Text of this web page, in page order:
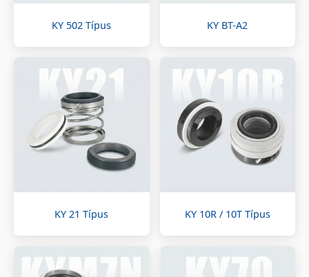
KY 502 Típus KY BT-A2
KY 21 Típus KY 10R / 10T Típus